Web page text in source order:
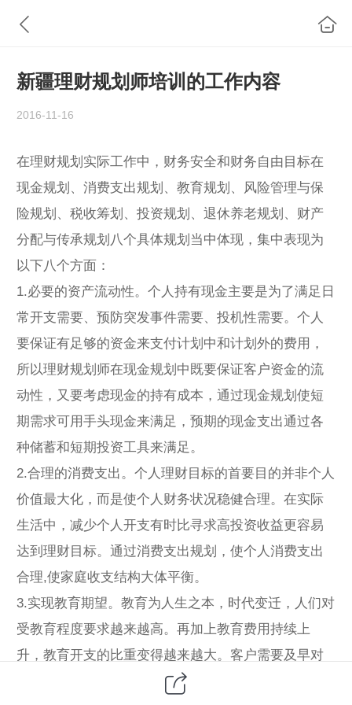
新疆理财规划师培训的工作内容
2016-11-16
在理财规划实际工作中，财务安全和财务自由目标在
现金规划、消费支出规划、教育规划、风险管理与保
险规划、税收筹划、投资规划、退休养老规划、财产
分配与传承规划八个具体规划当中体现，集中表现为
以下八个方面：
1.必要的资产流动性。个人持有现金主要是为了满足日
常开支需要、预防突发事件需要、投机性需要。个人
要保证有足够的资金来支付计划中和计划外的费用，
所以理财规划师在现金规划中既要保证客户资金的流
动性，又要考虑现金的持有成本，通过现金规划使短
期需求可用手头现金来满足，预期的现金支出通过各
种储蓄和短期投资工具来满足。
2.合理的消费支出。个人理财目标的首要目的并非个人
价值最大化，而是使个人财务状况稳健合理。在实际
生活中，减少个人开支有时比寻求高投资收益更容易
达到理财目标。通过消费支出规划，使个人消费支出
合理,使家庭收支结构大体平衡。
3.实现教育期望。教育为人生之本，时代变迁，人们对
受教育程度要求越来越高。再加上教育费用持续上
升，教育开支的比重变得越来越大。客户需要及早对
教育费用进行规划，通过合理的财务计划，确保将来